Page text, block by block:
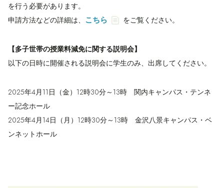
を行う必要があります。
申請方法などの詳細は、 こちら をご覧ください。
【多子世帯の授業料減免に関する説明会】
以下の日時に開催される説明会に学生のみ、出席してください。
2025年4月11日（金）12時30分～13時 関内キャンパス・テンネ
ー記念ホール
2025年4月14日（月）12時30分～13時 金沢八景キャンパス・ベ
ンネットホール